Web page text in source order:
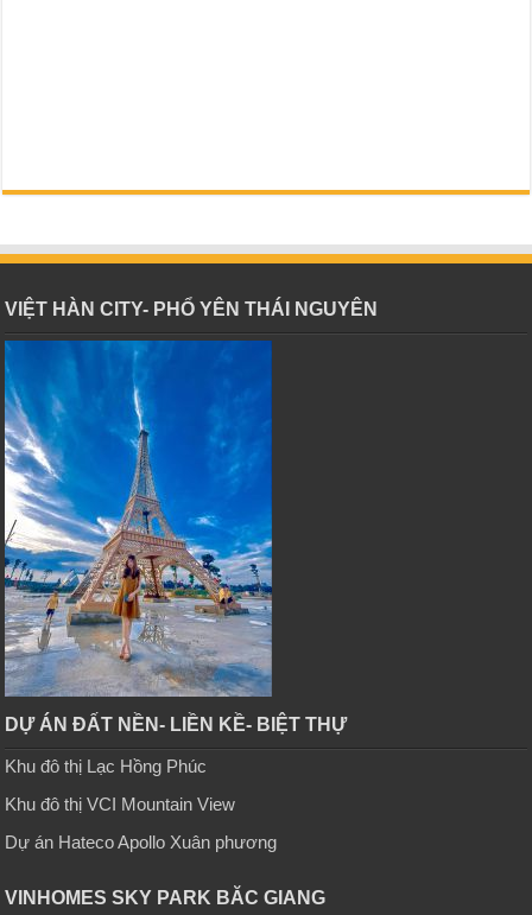
VIỆT HÀN CITY- PHỔ YÊN THÁI NGUYÊN
DỰ ÁN ĐẤT NỀN- LIỀN KỀ- BIỆT THỰ
Khu đô thị Lạc Hồng Phúc
Khu đô thị VCI Mountain View
Dự án Hateco Apollo Xuân phương
VINHOMES SKY PARK BĂC GIANG